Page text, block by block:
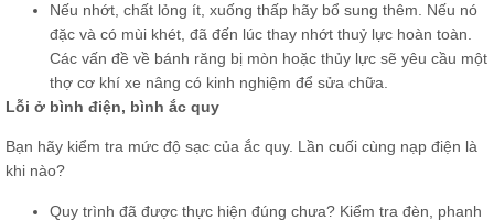
Nếu nhớt, chất lỏng ít, xuống thấp hãy bổ sung thêm. Nếu nó
đặc và có mùi khét, đã đến lúc thay nhớt thuỷ lực hoàn toàn.
Các vấn đề về bánh răng bị mòn hoặc thủy lực sẽ yêu cầu một
thợ cơ khí xe nâng có kinh nghiệm để sửa chữa.
Lỗi ở bình điện, bình ắc quy
Bạn hãy kiểm tra mức độ sạc của ắc quy. Lần cuối cùng nạp điện là
khi nào?
Quy trình đã được thực hiện đúng chưa? Kiểm tra đèn, phanh